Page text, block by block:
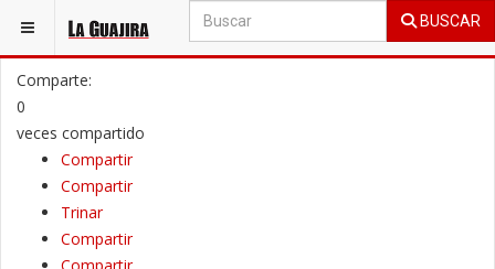
BUSCAR
ESTÁ AQUÍ: LA GUAJIRA POLÍTICA
Comparte:
0
veces compartido
Compartir
Compartir
Trinar
Compartir